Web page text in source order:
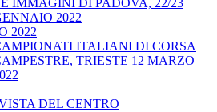
IMMAGINI DI PADOVA, 22/23
2022
2022
ITALIANI DI CORSA
TRIESTE 12 MARZO
DEL CENTRO